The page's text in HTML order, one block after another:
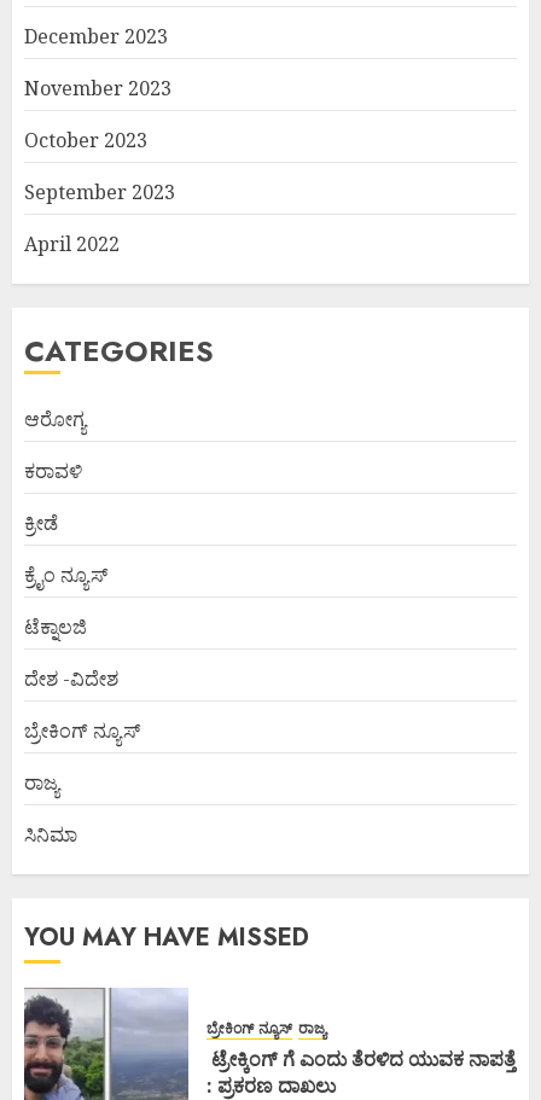
December 2023
November 2023
October 2023
September 2023
April 2022
CATEGORIES
ಆರೋಗ್ಯ
ಕರಾವಳಿ
ಕ್ರೀಡೆ
ಕ್ರೈಂ ನ್ಯೂಸ್
ಟೆಕ್ನಾಲಜಿ
ದೇಶ -ವಿದೇಶ
ಬ್ರೇಕಿಂಗ್ ನ್ಯೂಸ್
ರಾಜ್ಯ
ಸಿನಿಮಾ
YOU MAY HAVE MISSED
ಬ್ರೇಕಿಂಗ್ ನ್ಯೂಸ್ ರಾಜ್ಯ
ಟ್ರೇಕ್ಕಿಂಗ್ ಗೆ ಎಂದು ತೆರಳಿದ ಯುವಕ ನಾಪತ್ತೆ
: ಪ್ರಕರಣ ದಾಖಲು